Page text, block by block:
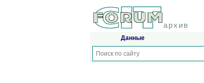
архив
Данные